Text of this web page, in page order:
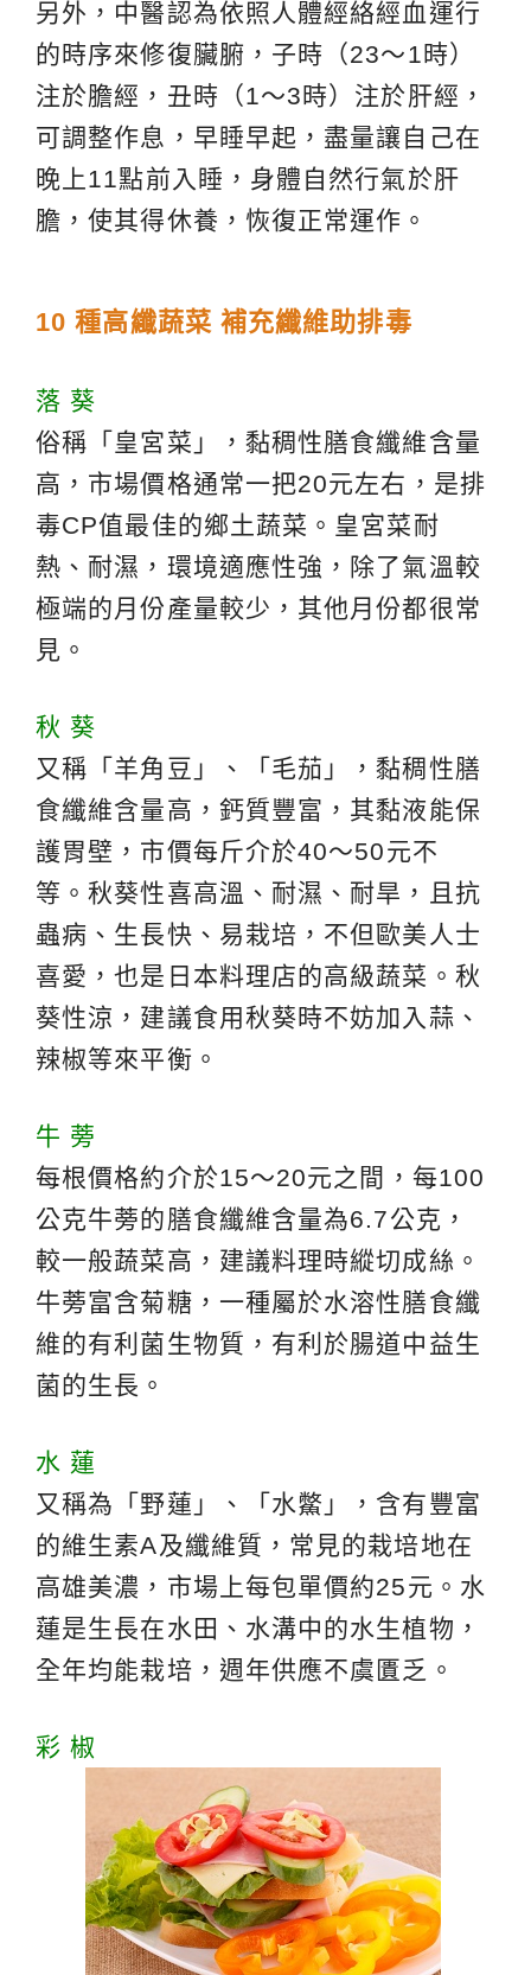
另外，中醫認為依照人體經絡經血運行
的時序來修復臟腑，子時（23～1時）
注於膽經，丑時（1～3時）注於肝經，
可調整作息，早睡早起，盡量讓自己在
晚上11點前入睡，身體自然行氣於肝
膽，使其得休養，恢復正常運作。
10 種高纖蔬菜 補充纖維助排毒
落 葵
俗稱「皇宮菜」，黏稠性膳食纖維含量
高，市場價格通常一把20元左右，是排
毒CP值最佳的鄉土蔬菜。皇宮菜耐
熱、耐濕，環境適應性強，除了氣溫較
極端的月份產量較少，其他月份都很常
見。
秋 葵
又稱「羊角豆」、「毛茄」，黏稠性膳
食纖維含量高，鈣質豐富，其黏液能保
護胃壁，市價每斤介於40～50元不
等。秋葵性喜高溫、耐濕、耐旱，且抗
蟲病、生長快、易栽培，不但歐美人士
喜愛，也是日本料理店的高級蔬菜。秋
葵性涼，建議食用秋葵時不妨加入蒜、
辣椒等來平衡。
牛 蒡
每根價格約介於15～20元之間，每100
公克牛蒡的膳食纖維含量為6.7公克，
較一般蔬菜高，建議料理時縱切成絲。
牛蒡富含菊糖，一種屬於水溶性膳食纖
維的有利菌生物質，有利於腸道中益生
菌的生長。
水 蓮
又稱為「野蓮」、「水鱉」，含有豐富
的維生素A及纖維質，常見的栽培地在
高雄美濃，市場上每包單價約25元。水
蓮是生長在水田、水溝中的水生植物，
全年均能栽培，週年供應不虞匱乏。
彩 椒